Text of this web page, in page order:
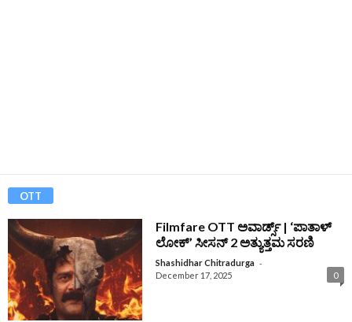
OTT
Filmfare OTT ಅವಾರ್ಡ್ಸ್‌ | ‘ಪಾತಾಳ್‌
ಲೋಕ್‌’ ಸೀಸನ್‌ 2 ಅತ್ಯುತ್ತಮ ಸರಣಿ
Shashidhar Chitradurga -
December 17, 2025 0